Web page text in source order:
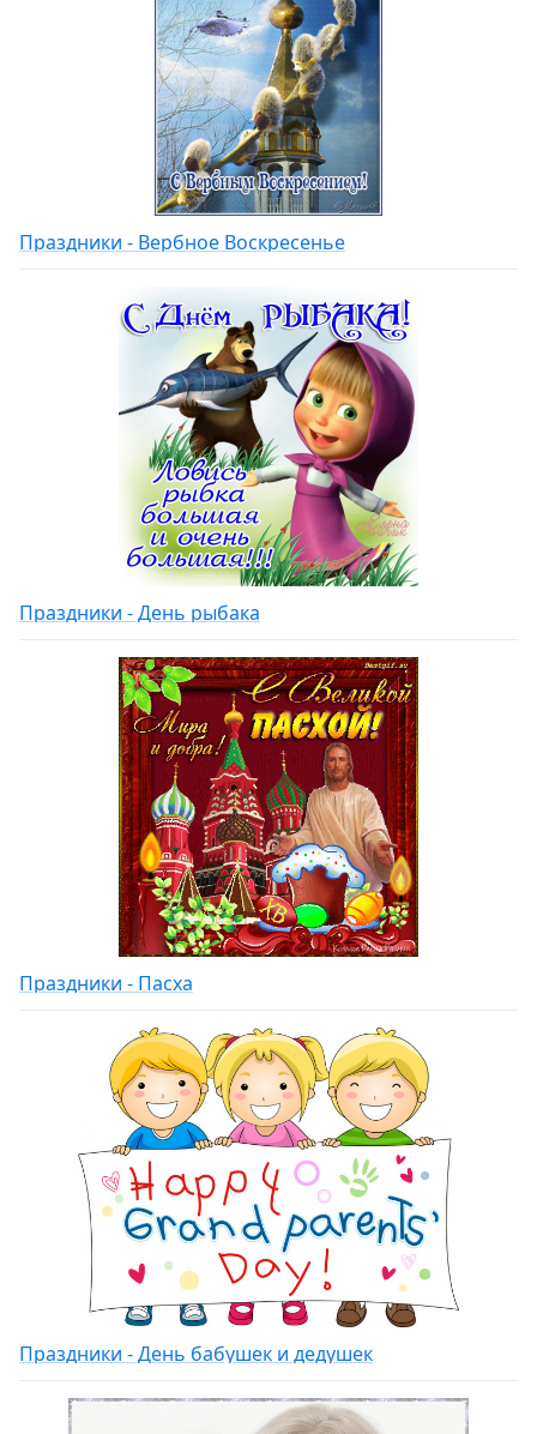
Праздники - Вербное Воскресенье
Праздники - День рыбака
Праздники - Пасха
Праздники - День бабушек и дедушек